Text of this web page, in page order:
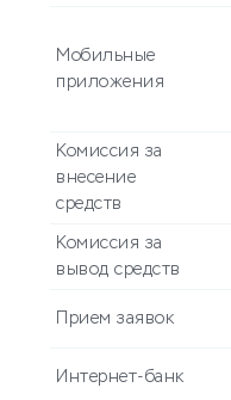
Мобильные
приложения
Комиссия за
внесение
средств
Комиссия за
вывод средств
Прием заявок
Интернет-банк